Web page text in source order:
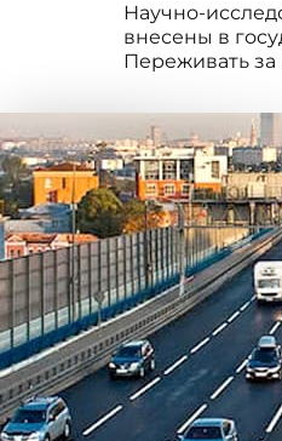
Научно-
внесены в
Переживать за